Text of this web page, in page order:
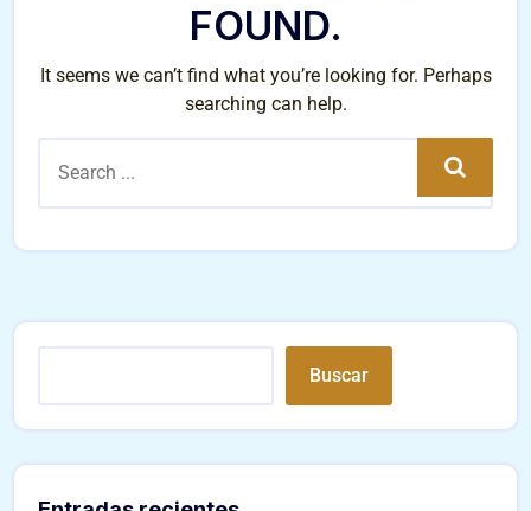
FOUND.
It seems we can’t find what you’re looking for. Perhaps
searching can help.
Search
Buscar